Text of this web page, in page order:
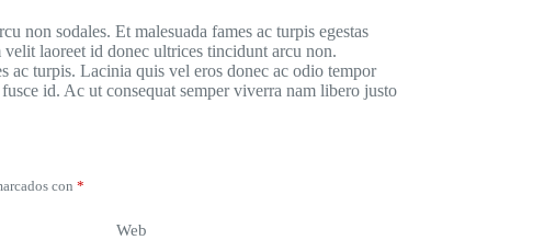
non sodales. Et malesuada fames ac turpis egestas
velit laoreet id donec ultrices tincidunt arcu non.
ac turpis. Lacinia quis vel eros donec ac odio tempor
id. Ac ut consequat semper viverra nam libero justo
con *
Web